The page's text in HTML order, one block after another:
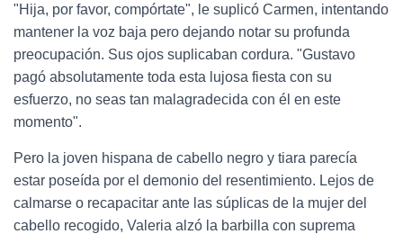
"Hija, por favor, compórtate", le suplicó Carmen, intentando
mantener la voz baja pero dejando notar su profunda
preocupación. Sus ojos suplicaban cordura. "Gustavo
pagó absolutamente toda esta lujosa fiesta con su
esfuerzo, no seas tan malagradecida con él en este
momento".
Pero la joven hispana de cabello negro y tiara parecía
estar poseída por el demonio del resentimiento. Lejos de
calmarse o recapacitar ante las súplicas de la mujer del
cabello recogido, Valeria alzó la barbilla con suprema